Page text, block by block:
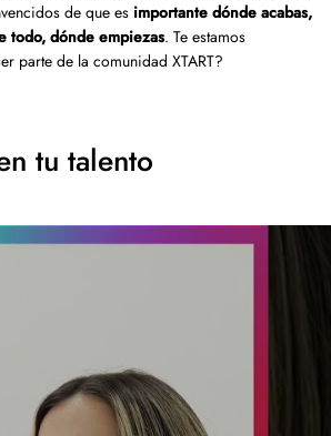
de que es importante dónde acabas,
todo, dónde empiezas. Te estamos
parte de la comunidad XTART?
tu talento